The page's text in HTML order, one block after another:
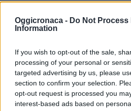
Oggicronaca - Do Not Process
Information
If you wish to opt-out of the sale,
processing of your personal or
targeted advertising by us, please
section to confirm your selection.
opt-out request is processed you
interest-based ads based on